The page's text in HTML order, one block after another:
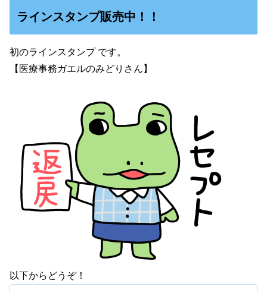
ラインスタンプ販売中！！
初のラインスタンプ です。
【医療事務ガエルのみどりさん】
以下からどうぞ！